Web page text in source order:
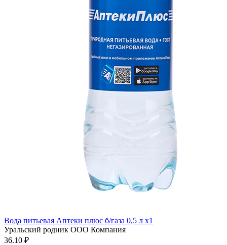
Вода питьевая Аптеки плюс б/газа 0,5 л x1
Уральский родник ООО Компания
36.10 ₽